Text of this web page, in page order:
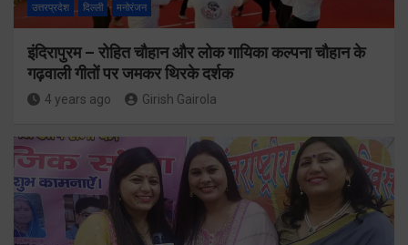
उत्तरप्रदेश दिल्ली मनोरंजन
इंदिरापुरम – रोहित चौहान और लोक गायिका कल्पना चौहान के
गढ़वाली गीतों पर जमकर थिरके दर्शक
4 years ago Girish Gairola